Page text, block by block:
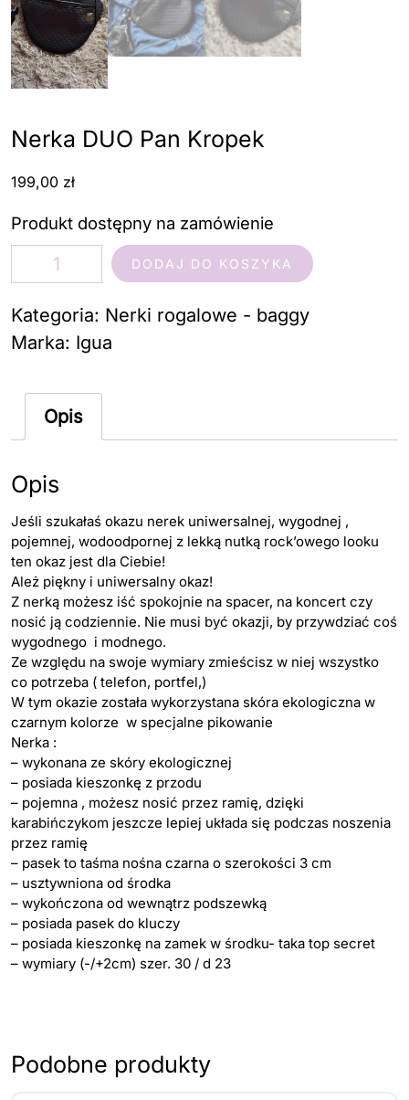
Nerka DUO Pan Kropek
199,00 zł
Produkt dostępny na zamówienie
Nerka
DUO
Pan
DODAJ DO KOSZYKA
Kategoria: Nerki rogalowe - baggy
Marka: Igua
Opis
Opis
Jeśli szukałaś okazu nerek uniwersalnej, wygodnej ,
pojemnej, wodoodpornej z lekką nutką rock’owego looku
ten okaz jest dla Ciebie!
Ależ piękny i uniwersalny okaz!
Z nerką możesz iść spokojnie na spacer, na koncert czy
nosić ją codziennie. Nie musi być okazji, by przywdziać coś
wygodnego i modnego.
Ze względu na swoje wymiary zmieścisz w niej wszystko
co potrzeba ( telefon, portfel,)
W tym okazie została wykorzystana skóra ekologiczna w
czarnym kolorze w specjalne pikowanie
Nerka :
– wykonana ze skóry ekologicznej
– posiada kieszonkę z przodu
– pojemna , możesz nosić przez ramię, dzięki
karabińczykom jeszcze lepiej układa się podczas noszenia
przez ramię
– pasek to taśma nośna czarna o szerokości 3 cm
– usztywniona od środka
– wykończona od wewnątrz podszewką
– posiada pasek do kluczy
– posiada kieszonkę na zamek w środku- taka top secret
– wymiary (-/+2cm) szer. 30 / d 23
Podobne produkty